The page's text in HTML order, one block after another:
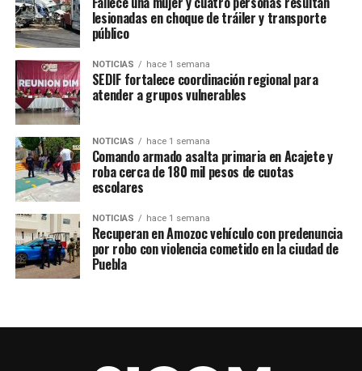
Las brigadas municipales realizaron jornadas de bacheo
en colonias como San Miguel, Santo Ángel y La Preciosa,
con el objetivo de garantizar una mejor circulación y
prevenir accidentes en zonas de alto flujo vehicular.
Paralelamente, el área de residuos sólidos continuó con
trabajos de limpieza en espacios públicos, entre ellos
lesionadas en choque de tráiler y transporte
público
NOTICIAS hace 1 semana
SEDIF fortalece coordinación regional para
atender a grupos vulnerables
NOTICIAS hace 1 semana
Comando armado asalta primaria en Acajete y
roba cerca de 180 mil pesos de cuotas
escolares
NOTICIAS hace 1 semana
Recuperan en Amozoc vehículo con predenuncia
por robo con violencia cometido en la ciudad de
Puebla